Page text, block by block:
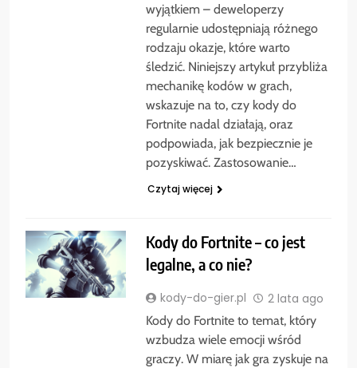
wyjątkiem – deweloperzy
regularnie udostępniają różnego
rodzaju okazje, które warto
śledzić. Niniejszy artykuł przybliża
mechanikę kodów w grach,
wskazuje na to, czy kody do
Fortnite nadal działają, oraz
podpowiada, jak bezpiecznie je
pozyskiwać. Zastosowanie…
Czytaj więcej
Kody do Fortnite – co jest
legalne, a co nie?
kody-do-gier.pl 2 lata ago
Kody do Fortnite to temat, który
wzbudza wiele emocji wśród
graczy. W miarę jak gra zyskuje na